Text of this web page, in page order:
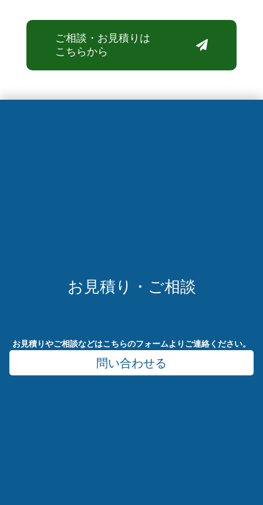
ご相談・お見積りは
こちらから

お見積り ・ ご相談
お見積りやご相談などはこちらのフォームよりご連絡ください。
問い合わせる